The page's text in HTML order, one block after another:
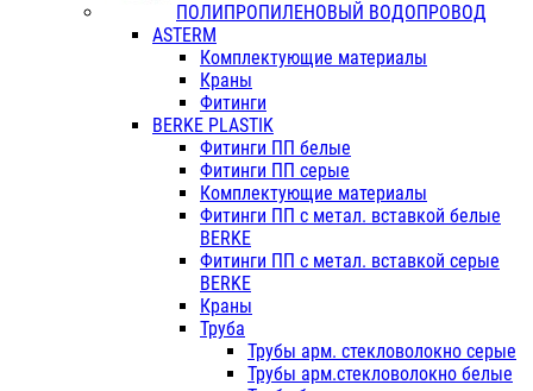
ПОЛИПРОПИЛЕНОВЫЙ ВОДОПРОВОД
ASTERM
Комплектующие материалы
Краны
Фитинги
BERKE PLASTIK
Фитинги ПП белые
Фитинги ПП серые
Комплектующие материалы
Фитинги ПП с метал. вставкой белые
BERKE
Фитинги ПП с метал. вставкой серые
BERKE
Краны
Труба
Трубы арм. стекловолокно серые
Трубы арм.стекловолокно белые